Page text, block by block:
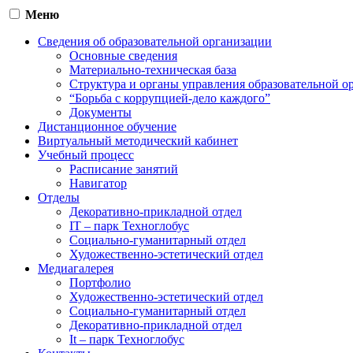
Меню
Сведения об образовательной организации
Основные сведения
Материально-техническая база
Структура и органы управления образовательной
“Борьба с коррупцией-дело каждого”
Документы
Дистанционное обучение
Виртуальный методический кабинет
Учебный процесс
Расписание занятий
Навигатор
Отделы
Декоративно-прикладной отдел
IT – парк Техноглобус
Социально-гуманитарный отдел
Художественно-эстетический отдел
Медиагалерея
Портфолио
Художественно-эстетический отдел
Социально-гуманитарный отдел
Декоративно-прикладной отдел
It – парк Техноглобус